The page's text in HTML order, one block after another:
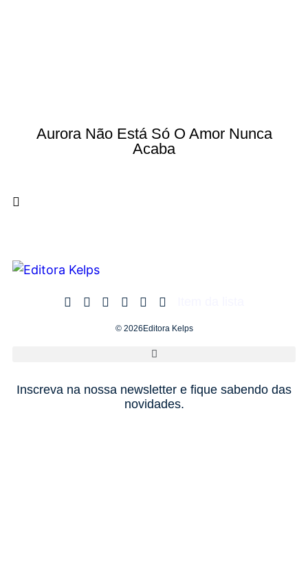
Aurora Não Está Só O Amor Nunca
Acaba
© 2026Editora Kelps
Inscreva na nossa newsletter e fique sabendo das
novidades.